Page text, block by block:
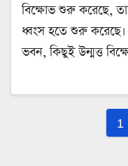
বিক্ষোভ শুরু করেছে,
ধ্বংস হতে শুরু করেছে।
ভবন, কিছুই উন্মত্ত
1